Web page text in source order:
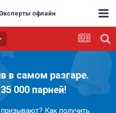
Эксперты офлайн
в самом разгаре.
000 парней!
Как получить